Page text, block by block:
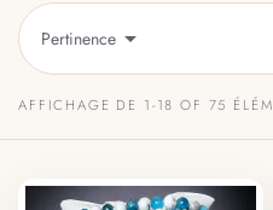
Pertinence 
AFFICHAGE DE 1-18 OF 75